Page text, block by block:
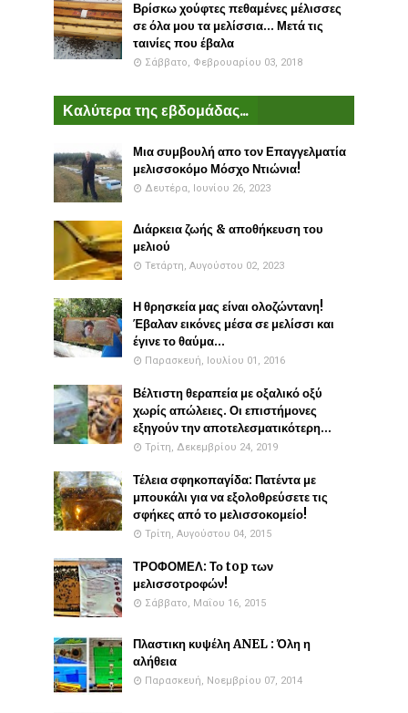
Βρίσκω χούφτες πεθαμένες μέλισσες
σε όλα μου τα μελίσσια... Μετά τις
ταινίες που έβαλα
Σάββατο, Φεβρουαρίου 03, 2018
Καλύτερα της εβδομάδας...
Μια συμβουλή απο τον Επαγγελματία
μελισσοκόμο Μόσχο Ντιώνια!
Δευτέρα, Ιουνίου 26, 2023
Διάρκεια ζωής & αποθήκευση του
μελιού
Τετάρτη, Αυγούστου 02, 2023
Η θρησκεία μας είναι ολοζώντανη!
Έβαλαν εικόνες μέσα σε μελίσσι και
έγινε το θαύμα...
Παρασκευή, Ιουλίου 01, 2016
Βέλτιστη θεραπεία με οξαλικό οξύ
χωρίς απώλειες. Οι επιστήμονες
εξηγούν την αποτελεσματικότερη...
Τρίτη, Δεκεμβρίου 24, 2019
Τέλεια σφηκοπαγίδα: Πατέντα με
μπουκάλι για να εξολοθρεύσετε τις
σφήκες από το μελισσοκομείο!
Τρίτη, Αυγούστου 04, 2015
ΤΡΟΦΟΜΕΛ: Το top των
μελισσοτροφών!
Σάββατο, Μαΐου 16, 2015
Πλαστικη κυψέλη ANEL : Όλη η
αλήθεια
Παρασκευή, Νοεμβρίου 07, 2014